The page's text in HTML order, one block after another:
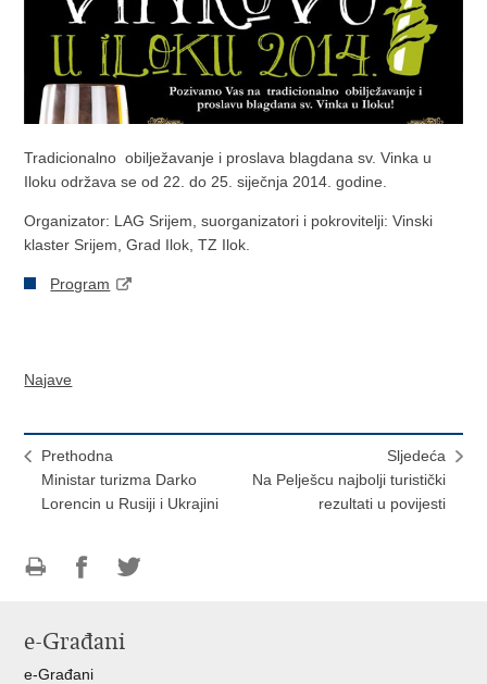
Tradicionalno obilježavanje i proslava blagdana sv. Vinka u
Iloku održava se od 22. do 25. siječnja 2014. godine.
Organizator: LAG Srijem, suorganizatori i pokrovitelji: Vinski
klaster Srijem, Grad Ilok, TZ Ilok.
Program
Najave
Prethodna
Ministar turizma Darko
Lorencin u Rusiji i Ukrajini
Sljedeća
Na Pelješcu najbolji turistički
rezultati u povijesti
FacebookuTwitteru
e-Građani
e-Građani